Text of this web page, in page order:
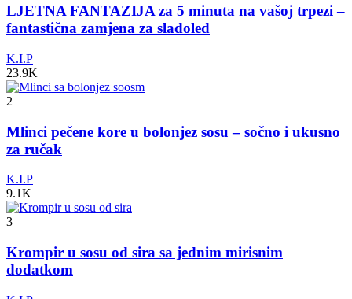
LJETNA FANTAZIJA za 5 minuta na vašoj trpezi –
fantastična zamjena za sladoled
K.I.P
23.9K
2
Mlinci pečene kore u bolonjez sosu – sočno i ukusno
za ručak
K.I.P
9.1K
3
Krompir u sosu od sira sa jednim mirisnim
dodatkom